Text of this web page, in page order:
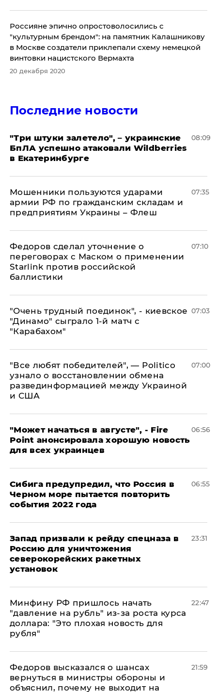
Россияне эпично опростоволосились с
"культурным брендом": на памятник Калашникову
в Москве создатели приклепали схему немецкой
винтовки нацистского Вермахта
20 декабря 2020
Последние новости
"Три штуки залетело", – украинские
БпЛА успешно атаковали Wildberries
в Екатеринбурге
08:09
Мошенники пользуются ударами
армии РФ по гражданским складам и
предприятиям Украины – Флеш
07:35
Федоров сделал уточнение о
переговорах с Маском о применении
Starlink против российской
баллистики
07:10
"Очень трудный поединок", - киевское
"Динамо" сыграло 1-й матч с
"Карабахом"
07:03
​"Все любят победителей", — Politico
узнало о восстановлении обмена
развединформацией между Украиной
и США
07:00
"Может начаться в августе", - Fire
Point анонсировала хорошую новость
для всех украинцев
06:56
Сибига предупредил, что Россия в
Черном море пытается повторить
события 2022 года
06:55
Запад призвали к рейду спецназа в
Россию для уничтожения
северокорейских ракетных
установок
23:31
Минфину РФ пришлось начать
"давление на рубль" из-за роста курса
доллара: "Это плохая новость для
рубля"
22:47
Федоров высказался о шансах
вернуться в министры обороны и
объяснил, почему не выходит на
21:59